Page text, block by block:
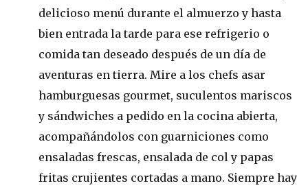
delicioso menú durante el almuerzo y hasta
bien entrada la tarde para ese refrigerio o
comida tan deseado después de un día de
aventuras en tierra. Mire a los chefs asar
hamburguesas gourmet, suculentos mariscos
y sándwiches a pedido en la cocina abierta,
acompañándolos con guarniciones como
ensaladas frescas, ensalada de col y papas
fritas crujientes cortadas a mano. Siempre hay